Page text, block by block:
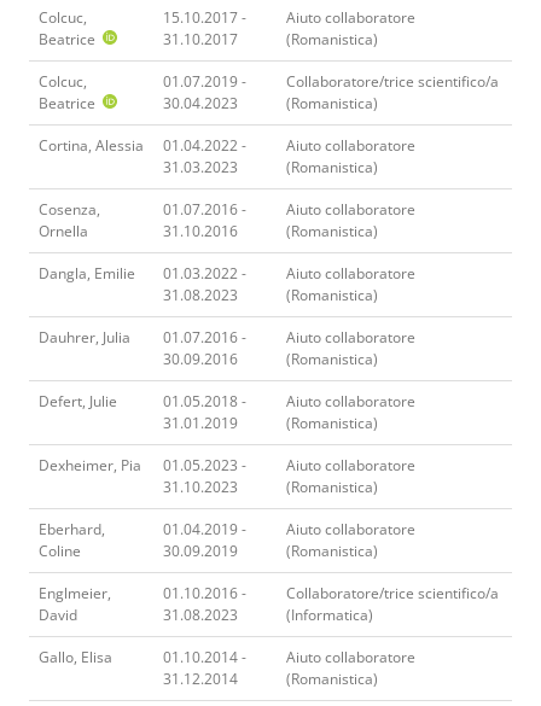
Colcuc,
Beatrice
15.10.2017 -
31.10.2017
Aiuto collaboratore
(Romanistica)
Colcuc,
Beatrice
01.07.2019 -
30.04.2023
Collaboratore/trice scientifico/a
(Romanistica)
Cortina, Alessia
01.04.2022 -
31.03.2023
Aiuto collaboratore
(Romanistica)
Cosenza,
Ornella
01.07.2016 -
31.10.2016
Aiuto collaboratore
(Romanistica)
Dangla, Emilie
01.03.2022 -
31.08.2023
Aiuto collaboratore
(Romanistica)
Dauhrer, Julia
01.07.2016 -
30.09.2016
Aiuto collaboratore
(Romanistica)
Defert, Julie
01.05.2018 -
31.01.2019
Aiuto collaboratore
(Romanistica)
Dexheimer, Pia
01.05.2023 -
31.10.2023
Aiuto collaboratore
(Romanistica)
Eberhard,
Coline
01.04.2019 -
30.09.2019
Aiuto collaboratore
(Romanistica)
Englmeier,
David
01.10.2016 -
31.08.2023
Collaboratore/trice scientifico/a
(Informatica)
Gallo, Elisa
01.10.2014 -
31.12.2014
Aiuto collaboratore
(Romanistica)